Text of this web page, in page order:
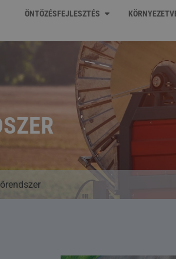
ÖNTÖZÉSFEJLESZTÉS